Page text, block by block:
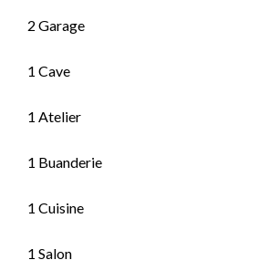
2 Garage
1 Cave
1 Atelier
1 Buanderie
1 Cuisine
1 Salon